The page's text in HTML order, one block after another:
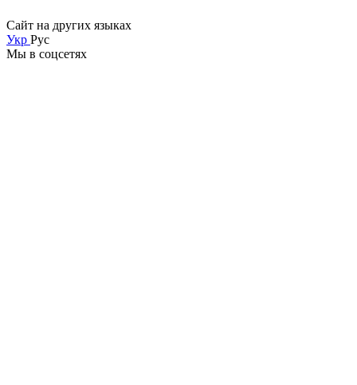
Сайт на других языках
Укр Рус
Мы в соцсетях